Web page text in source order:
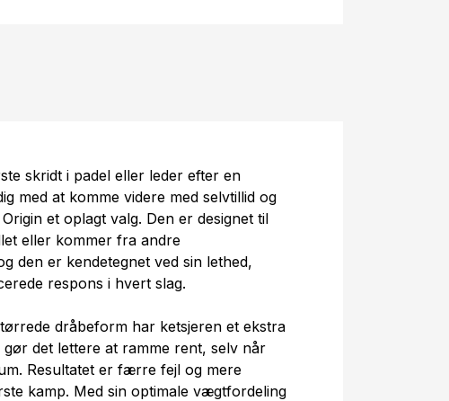
skridt i padel eller leder efter en
med at komme videre med selvtillid og
et oplagt valg. Den er designet til
eller kommer fra andre
den er kendetegnet ved sin lethed,
respons i hvert slag.
dråbeform har ketsjeren et ekstra
det lettere at ramme rent, selv når
Resultatet er færre fejl og mere
kamp. Med sin optimale vægtfordeling